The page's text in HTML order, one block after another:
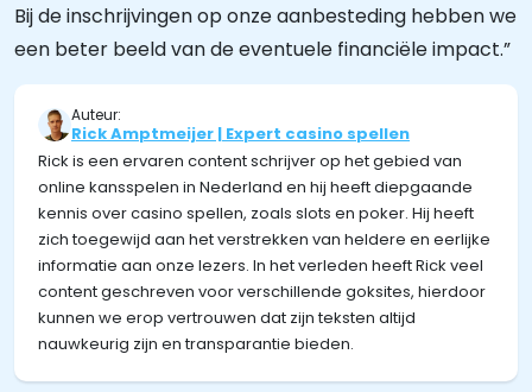
Bij de inschrijvingen op onze aanbesteding hebben we
een beter beeld van de eventuele financiële impact.”
Auteur:
Rick Amptmeijer | Expert casino spellen
Rick is een ervaren content schrijver op het gebied van
online kansspelen in Nederland en hij heeft diepgaande
kennis over casino spellen, zoals slots en poker. Hij heeft
zich toegewijd aan het verstrekken van heldere en eerlijke
informatie aan onze lezers. In het verleden heeft Rick veel
content geschreven voor verschillende goksites, hierdoor
kunnen we erop vertrouwen dat zijn teksten altijd
nauwkeurig zijn en transparantie bieden.